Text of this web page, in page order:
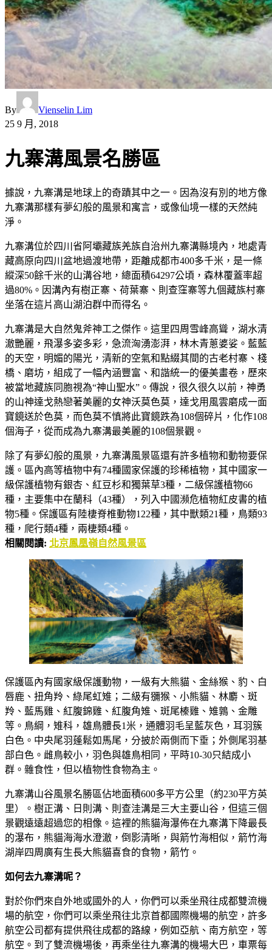
By
Vienselin Lim
25 9 月, 2018
九寨溝風景名勝區
據說，九寨溝是地球上的奇蹟其中之一。因為沒有別的地方像
九寨溝那樣有夢幻般的風景和寓言，或像仙境一樣的天然純
淨。
九寨溝位於四川省阿壩藏族羌族自治州九寨溝縣境內，地處青
藏高原向四川盆地過渡地帶，距離成都市400多千米，是一條
縱深50餘千米的山溝谷地，總面積64297公頃，森林覆蓋率超
過80%。因溝內有樹正寨、荷葉寨、則查窪寨等九個藏族村寨
坐落在這片高山湖泊群中而得名。
九寨溝是大自然鬼斧神工之傑作。這里四周雪峰高聳，湖水清
澈艷麗，飛瀑多姿多彩，急流洶湧澎湃，林木青蔥婆娑。藍藍
的天空，明媚的陽光，清新的空氣和點綴其間的古老村寨、棧
橋、磨坊，組成了一幅內涵豐富、和諧統一的優美畫卷，歷來
被當地藏族同胞視為“神山聖水”。傳說，很久很久以前，神勇
的山神達戈熱戀著美麗的女神沃莫色莫，達戈用風雲磨成一面
寶鏡送於色莫，而色莫不慎將此寶鏡跌為108個碎片，化作108
個海子，從而成為九寨溝最美麗的108個景觀。
除了有夢幻般的風景，九寨溝風景區還有許多植物和動物要保
護。區內高等植物中有74種國家保護的珍稀植物，其中國家一
級保護植物有銀杏、紅豆杉和獨葉草3種，二級保護植物66
種，主要集中在蘭科（43種），列入中國瀕危植物紅皮書的植
物5種。保護區有陸棲脊椎動物122種，其中獸類21種，鳥類93
種，爬行類4種，兩棲類4種。
相關閱讀: 北京鳳凰嶺自然風景區
保護區內有國家級保護動物，一級有大熊貓、金絲猴、豹、白
唇鹿、扭角羚、綠尾虹雉；二級有獼猴、小熊貓、林麝、斑
羚、藍馬雞、紅腹錦雞、紅腹角雉、斑尾榛雞、雉鶉、金雕
等。鳥綱，雉科，雄鳥體長1米，通體羽毛呈藍灰色，耳羽簇
白色。中央尾羽蓬鬆如馬尾，分披於兩側而下垂；外側尾羽基
部白色。雌鳥較小，羽色與雄鳥相同，平時10-30只結成小
群。雜食性，但以植物性食物為主。
九寨溝山谷風景名勝區佔地面積600多平方公里（約230平方英
里）。樹正溝、日則溝、則查洼溝是三大主要山谷，但這三個
景觀遠遠超過您的相像。這裡的熊貓海瀑佈在九寨溝下降最長
的瀑布，熊貓海海水澄澈，倒影清晰，與箭竹海相似，箭竹海
湖岸四周廣有生長大熊貓喜食的食物，箭竹。
如何去九寨溝呢？
對於你們來自外地或國外的人，你們可以乘坐飛往成都雙流機
場的航空，你們可以乘坐飛往北京首都國際機場的航空，許多
航空公司都有提供飛往成都的路線，例如亞航、南方航空，等
航空。到了雙流機場後，再乘坐往九寨溝的機場大巴，車票每